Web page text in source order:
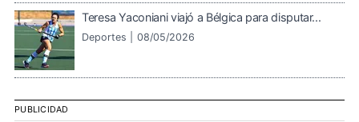
Teresa Yaconiani viajó a Bélgica para disputar...
Deportes | 08/05/2026
PUBLICIDAD